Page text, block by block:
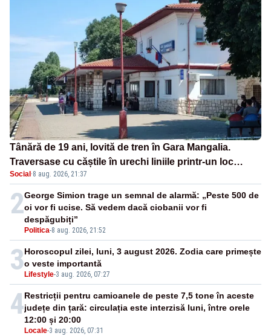
Tânără de 19 ani, lovită de tren în Gara Mangalia.
Traversase cu căștile în urechi liniile printr-un loc
nepermis
Social ·8 aug. 2026, 21:37
2
Politica-8 aug. 2026, 21:52
George Simion trage un semnal de alarmă: „Peste 500 de
oi vor fi ucise. Să vedem dacă ciobanii vor fi
despăgubiți”
3 Lifestyle-3 aug. 2026, 07:27
Horoscopul zilei, luni, 3 august 2026. Zodia care primește
o veste importantă
4
Locale-3 aug. 2026, 07:31
Restricții pentru camioanele de peste 7,5 tone în aceste
județe din țară: circulația este interzisă luni, între orele
12:00 și 20:00